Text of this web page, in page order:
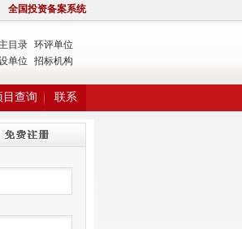
全国投资备案系统
目录 环评单位
单位
招标机构
目查询 联系